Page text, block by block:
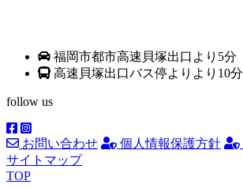
福岡市都市高速貝塚出口より5分
高速貝塚出口バス停よりより10分
follow us
お問い合わせ 個人情報保護方針
サイトマップ
TOP